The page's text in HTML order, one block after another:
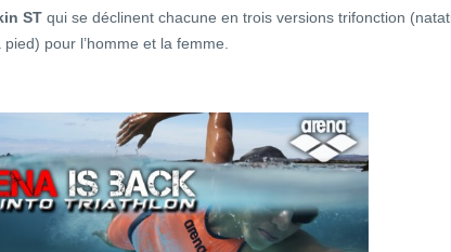
ST qui se déclinent chacune en trois versions trifonction
pour l’homme et la femme.